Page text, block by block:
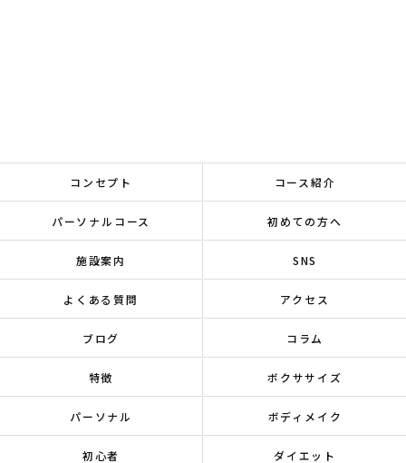
コンセプト コース紹介
パーソナルコース 初めての方へ
施設案内 SNS
よくある質問 アクセス
ブログ コラム
特徴 ボクササイズ
パーソナル ボディメイク
初心者 ダイエット